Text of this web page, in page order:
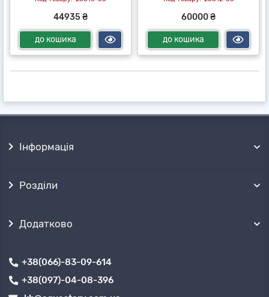
44935 ₴
до кошика
60000 ₴
до кошика
Інформація
Розділи
Додатково
+38(066)-83-09-614
+38(097)-04-08-396